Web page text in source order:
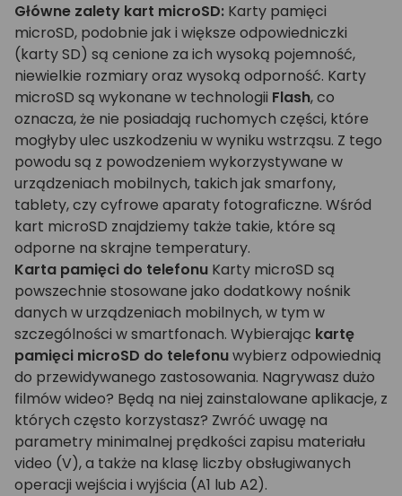
Główne zalety kart microSD: Karty pamięci
microSD, podobnie jak i większe odpowiedniczki
(karty SD) są cenione za ich wysoką pojemność,
niewielkie rozmiary oraz wysoką odporność. Karty
microSD są wykonane w technologii Flash, co
oznacza, że nie posiadają ruchomych części, które
mogłyby ulec uszkodzeniu w wyniku wstrząsu. Z tego
powodu są z powodzeniem wykorzystywane w
urządzeniach mobilnych, takich jak smarfony,
tablety, czy cyfrowe aparaty fotograficzne. Wśród
kart microSD znajdziemy także takie, które są
odporne na skrajne temperatury.
Karta pamięci do telefonu Karty microSD są
powszechnie stosowane jako dodatkowy nośnik
danych w urządzeniach mobilnych, w tym w
szczególności w smartfonach. Wybierając kartę
pamięci microSD do telefonuwybierz odpowiednią
do przewidywanego zastosowania. Nagrywasz dużo
filmów wideo? Będą na niej zainstalowane aplikacje, z
których często korzystasz? Zwróć uwagę na
parametry minimalnej prędkości zapisu materiału
video (V), a także na klasę liczby obsługiwanych
operacji wejścia i wyjścia (A1 lub A2).